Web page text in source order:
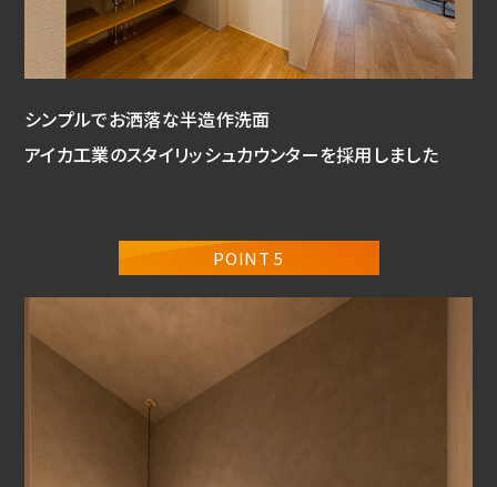
シンプルでお洒落な半造作洗面
アイカ工業のスタイリッシュカウンターを採用しました
POINT 5